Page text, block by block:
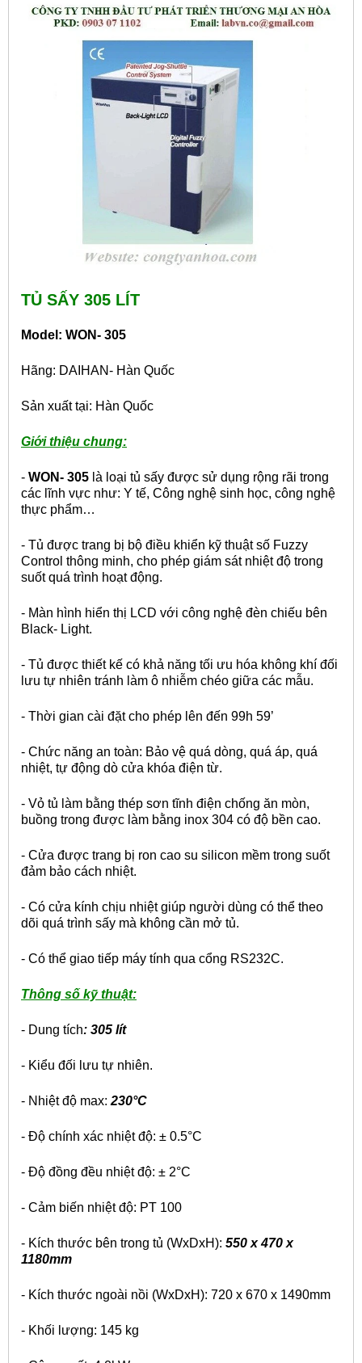
TỦ SẤY 305 LÍT
Model: WON- 305
Hãng: DAIHAN- Hàn Quốc
Sản xuất tại: Hàn Quốc
Giới thiệu chung:
- WON- 305 là loại tủ sấy được sử dụng rộng rãi trong
các lĩnh vực như: Y tế, Công nghệ sinh học, công nghệ
thực phẩm…
- Tủ được trang bị bộ điều khiển kỹ thuật số Fuzzy
Control thông minh, cho phép giám sát nhiệt độ trong
suốt quá trình hoạt động.
- Màn hình hiển thị LCD với công nghệ đèn chiếu bên
Black- Light.
- Tủ được thiết kế có khả năng tối ưu hóa không khí đối
lưu tự nhiên tránh làm ô nhiễm chéo giữa các mẫu.
- Thời gian cài đặt cho phép lên đến 99h 59’
- Chức năng an toàn: Bảo vệ quá dòng, quá áp, quá
nhiệt, tự động dò cửa khóa điện từ.
- Vỏ tủ làm bằng thép sơn tĩnh điện chống ăn mòn,
buồng trong được làm bằng inox 304 có độ bền cao.
- Cửa được trang bị ron cao su silicon mềm trong suốt
đảm bảo cách nhiệt.
- Có cửa kính chịu nhiệt giúp người dùng có thể theo
dõi quá trình sấy mà không cần mở tủ.
- Có thể giao tiếp máy tính qua cổng RS232C.
Thông số kỹ thuật:
- Dung tích: 305 lít
- Kiểu đối lưu tự nhiên.
- Nhiệt độ max:230°C
- Độ chính xác nhiệt độ: ± 0.5°C
- Độ đồng đều nhiệt độ: ± 2°C
- Cảm biến nhiệt độ: PT 100
- Kích thước bên trong tủ (WxDxH): 550 x 470 x
1180mm
- Kích thước ngoài nồi (WxDxH): 720 x 670 x 1490mm
- Khối lượng: 145 kg